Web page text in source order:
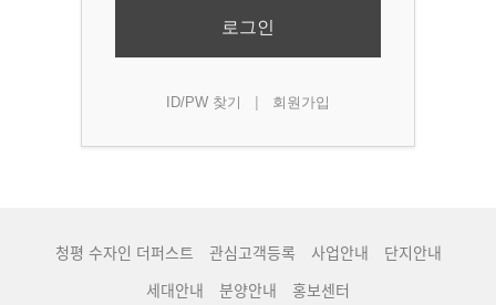
로그인
ID/PW 찾기 | 회원가입
청평 수자인 더퍼스트 관심고객등록 사업안내
단지안내
세대안내
분양안내 홍보센터